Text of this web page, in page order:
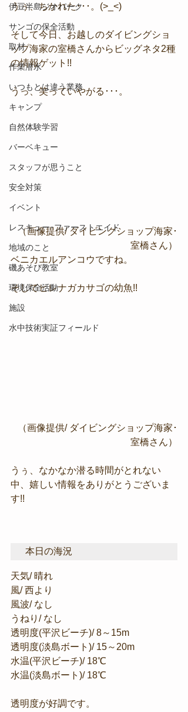
伊豆半島ジオパーク
サンゴの保全活動
取材
作業潜水
いつもとは違う業務
キャンプ
自然体験学習
バーベキュー
スタッフが思うこと
安全対策
イベント
レスキュー･ファーストエイド
地域のこと
磯あそび教室
環境保全活動
施設
水中技術実証フィールド
うぅ、ちかれた･･･。(>_<)
そして今日、お越しのダイビングショ
ップ海家の室橋さんからビッグネタ2種
の情報ゲット!!
うっ、笑っていやがる･･･。
（画像提供/ ダイビングショップ海家･
室橋さん）
ベニカエルアンコウですね。
そしてヒレナガカサゴの幼魚!!
（画像提供/ ダイビングショップ海家･
室橋さん）
うぅ、なかなか潜る時間がとれない
中、嬉しい情報をありがとうございま
す!!
本日の海況
天気/ 晴れ
風/ 西より
風波/ なし
うねり/ なし
透明度(平沢ビーチ)/ 8～15m
透明度(淡島ボート)/ 15～20m
水温(平沢ビーチ)/ 18℃
水温(淡島ボート)/ 18℃
透明度が好調です。